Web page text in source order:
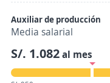
Auxiliar de producción
Media salarial
S/. 1.082al mes